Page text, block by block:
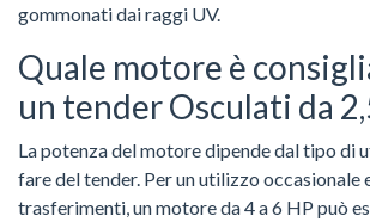
gommonati dai raggi UV.
Quale motore è
un tender Osculati da
La potenza del motore dipende dal tipo di
fare del tender. Per un utilizzo occasionale
trasferimenti, un motore da 4 a 6 HP può